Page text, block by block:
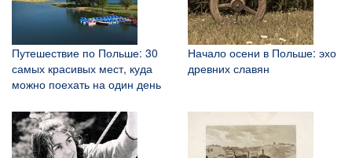
Путешествие по Польше: 30
самых красивых мест, куда
можно поехать на один день
Начало осени в Польше: эхо
древних славян